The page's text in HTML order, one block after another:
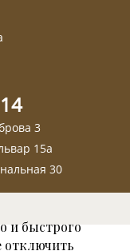
3
15а
30
и быстрого
отключить